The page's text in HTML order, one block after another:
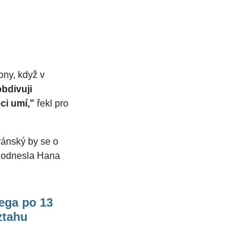
když v
umí," řekl pro
by se o
Hana
po 13